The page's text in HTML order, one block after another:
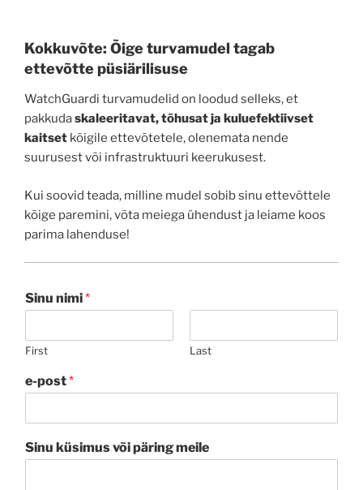
Kokkuvõte: Õige turvamudel tagab
ettevõtte püsiärilisuse
WatchGuardi turvamudelid on loodud selleks, et
pakkudaskaleeritavat, tõhusat ja kuluefektiivset
kaitset kõigile ettevõtetele, olenemata nende
suurusest või infrastruktuuri keerukusest.
Kui soovid teada, milline mudel sobib sinu ettevõttele
kõige paremini, võta meiega ühendust ja leiame koos
parima lahenduse!
Sinu nimi*
First Last
e-post*
Sinu küsimus või päring meile